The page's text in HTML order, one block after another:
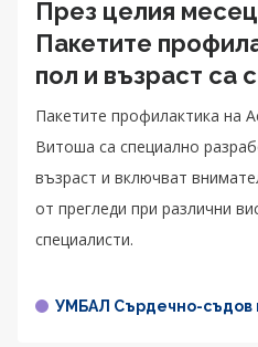
През целия
Пакетите
пол и възраст са
Пакетите профилактика на
Витоша са специално
възраст и включват
от прегледи при различни
специалисти.
УМБАЛ Сърдечно-съдов